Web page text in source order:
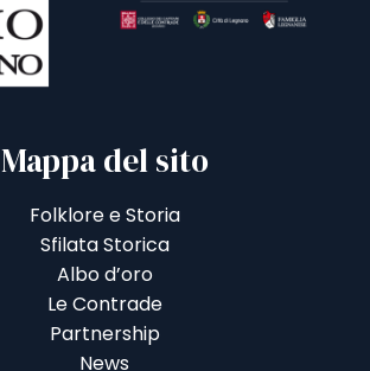
Mappa del sito
Folklore e Storia
Sfilata Storica
Albo d’oro
Le Contrade
Partnership
News